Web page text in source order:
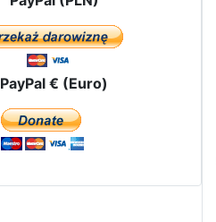
PayPal € (Euro)